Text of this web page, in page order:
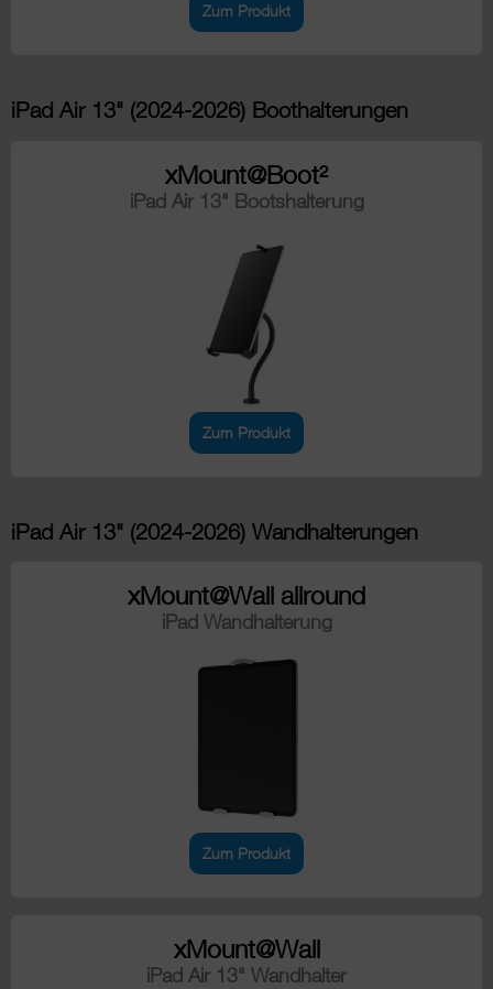
Zum Produkt
iPad Air 13" (2024-2026) Boothalterungen
xMount@Boot²
iPad Air 13" Bootshalterung
Zum Produkt
iPad Air 13" (2024-2026) Wandhalterungen
xMount@Wall allround
iPad Wandhalterung
Zum Produkt
xMount@Wall
iPad Air 13" Wandhalter